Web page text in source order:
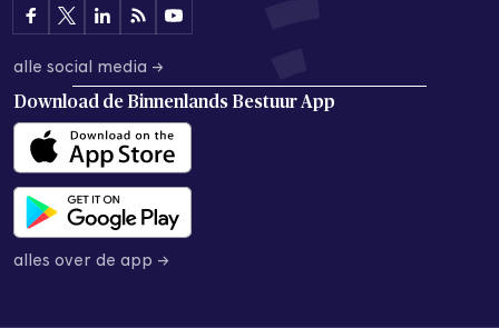
alle social media →
Download de Binnenlands Bestuur App
alles over de app →